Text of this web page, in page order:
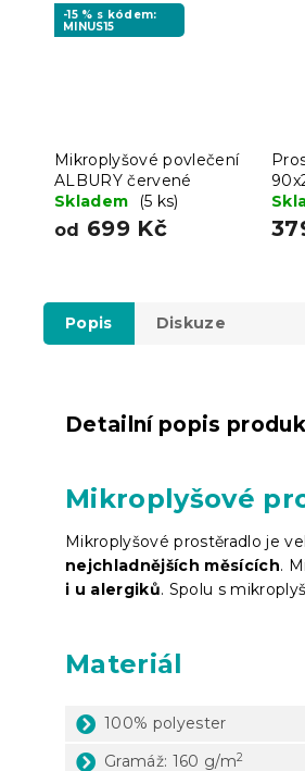
-15 % s kódem:
MINUS15
Mikroplyšové povlečení
ALBURY červené
Skladem
(5 ks)
od 699 Kč
Popis Diskuze
Detailní popis
Mikroplyšové
Mikroplyšové prostěradlo je
nejchladnějších měsících.
i u alergiků. Spolu s
Materiál
100% polyester
Gramáž: 160 g/m2